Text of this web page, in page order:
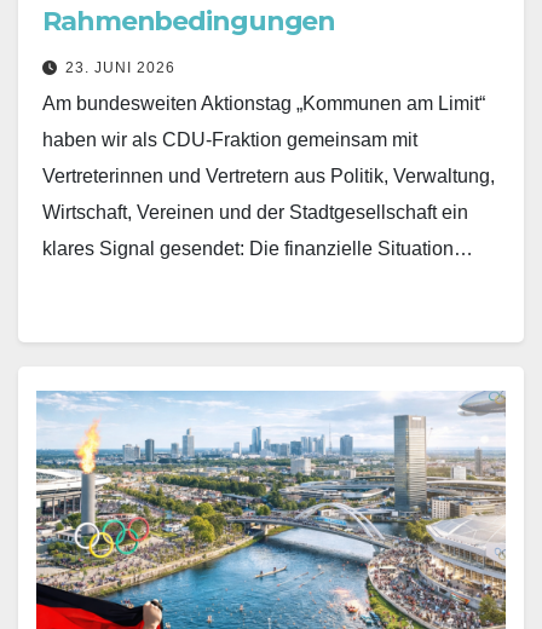
Rahmenbedingungen
23. JUNI 2026
Am bundesweiten Aktionstag „Kommunen am Limit“
haben wir als CDU-Fraktion gemeinsam mit
Vertreterinnen und Vertretern aus Politik, Verwaltung,
Wirtschaft, Vereinen und der Stadtgesellschaft ein
klares Signal gesendet: Die finanzielle Situation…